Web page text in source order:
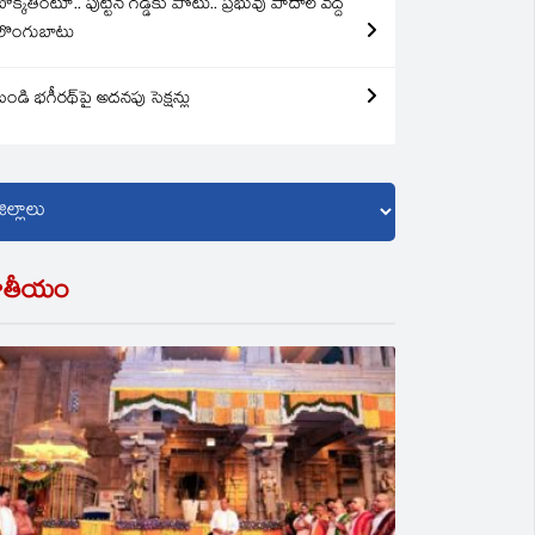
పుట్టిన గడ్డకు పోటు.. ప్రభువు పాదాల వద్ద
భగీరథ్‌పై అదనపు సెక్షన్లు